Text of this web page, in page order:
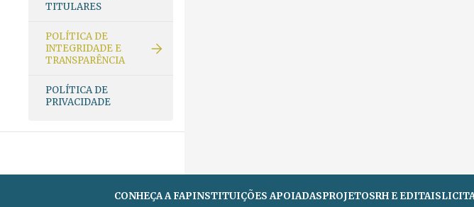
TITULARES
POLÍTICA DE
INTEGRIDADE E
TRANSPARÊNCIA
POLÍTICA DE
PRIVACIDADE
CONHEÇA A FAPINSTITUIÇÕES APOIADASPROJETOSRH E EDITAIS